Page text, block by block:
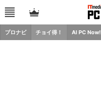
プロナビ チョイ得！ AI PC Now!